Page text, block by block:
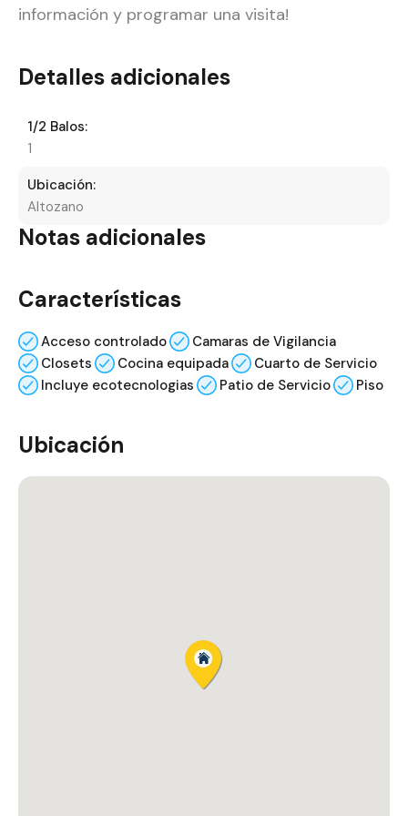
información y programar una visita!
Detalles adicionales
1/2 Balos:
1
Ubicación:
Altozano
Notas adicionales
Características
Acceso controlado
Camaras de Vigilancia
Closets
Cocina equipada
Cuarto de Servicio
Incluye ecotecnologias
Patio de Servicio Piso
Ubicación